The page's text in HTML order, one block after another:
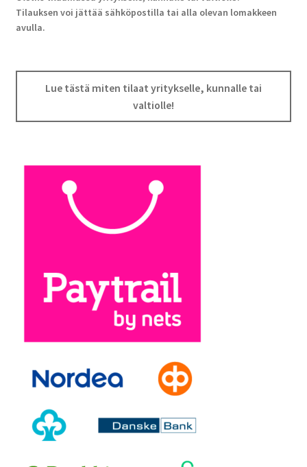
Tilauksen voi jättää sähköpostilla tai alla olevan lomakkeen
avulla.
Lue tästä miten tilaat yritykselle, kunnalle tai
valtiolle!